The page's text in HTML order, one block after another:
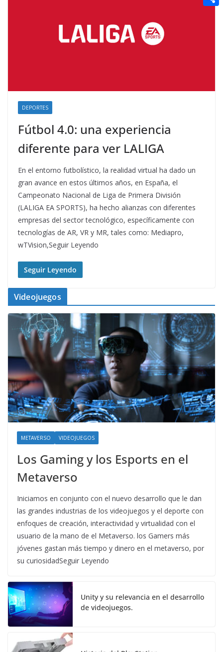
DEPORTES
Fútbol 4.0: una experiencia
diferente para ver LALIGA
En el entorno futbolístico, la realidad virtual ha dado un
gran avance en estos últimos años, en España, el
Campeonato Nacional de Liga de Primera División
(LALIGA EA SPORTS), ha hecho alianzas con diferentes
empresas del sector tecnológico, específicamente con
tecnologías de AR, VR y MR, tales como: Mediapro,
wTVision,Seguir Leyendo
Seguir Leyendo
Videojuegos
METAVERSO VIDEOJUEGOS
Los Gaming y los Esports en el
Metaverso
Iniciamos en conjunto con el nuevo desarrollo que le dan
las grandes industrias de los videojuegos y el deporte con
enfoques de creación, interactividad y virtualidad con el
usuario de la mano de el Metaverso. los Gamers más
jóvenes gastan más tiempo y dinero en el metaverso, por
su curiosidadSeguir Leyendo
Unity y su relevancia en el desarrollo
de videojuegos.
n
a
r